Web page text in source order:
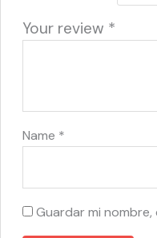
Your review *
Name *
Guardar mi